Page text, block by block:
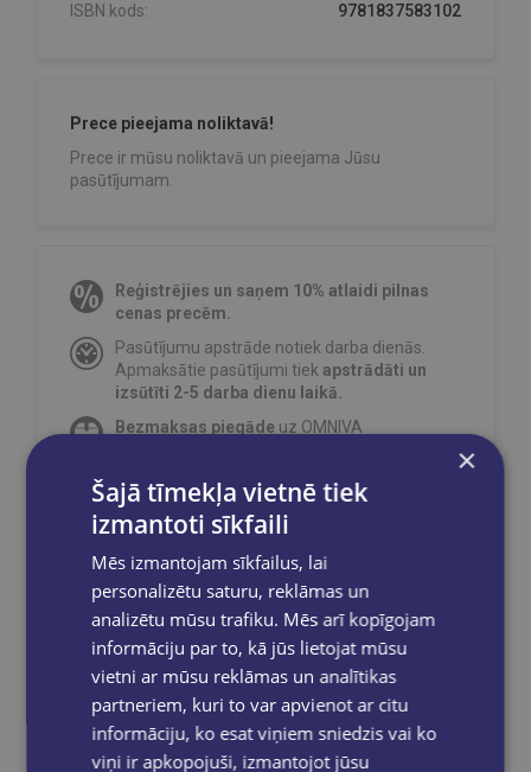
ISBN kods: 9781837583102
Prece pieejama noliktavā!
Prece ir mūsu noliktavā un pieejama Jūsu
pasūtījumam.
Reģistrējies un saņem 10% atlaidi pilnas
cenas precēm.
Pasūtījumu apstrāde notiek darba dienās.
Apmaksātie pasūtījumi tiekapstrādāti un
izsūtīti 2-5 darba dienu laikā.
Bezmaksas piegāde uz OMNIVA
Bezmaksas piegāde jebkurā GLOBUSS
grāmatnīcā 1-5 darba dienu laikā, kad
pasūtījums būs gatavs saņemšanai, saņemsi
e-pastu un/ vai SMS.
Dalies sociālajos tīklos:
×
Šajā tīmekļa vietnē tiek
izmantoti sīkfaili
Mēs izmantojam sīkfailus, lai
personalizētu saturu, reklāmas un
analizētu mūsu trafiku. Mēs arī kopīgojam
informāciju par to, kā jūs lietojat mūsu
vietni ar mūsu reklāmas un analītikas
partneriem, kuri to var apvienot ar citu
informāciju, ko esat viņiem sniedzis vai ko
viņi ir apkopojuši, izmantojot jūsu